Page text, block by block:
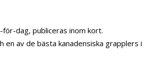
dag, publiceras inom kort.
en av de bästa kanadensiska grapplers i